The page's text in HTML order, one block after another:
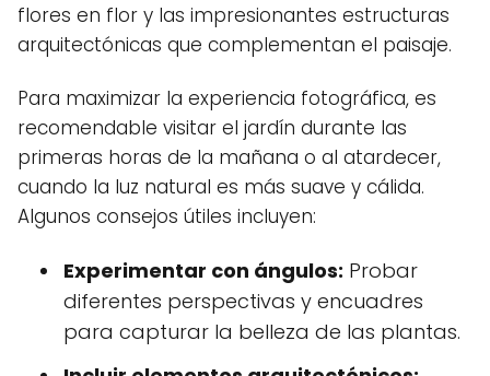
flores en flor y las impresionantes estructuras
arquitectónicas que complementan el paisaje.
Para maximizar la experiencia fotográfica, es
recomendable visitar el jardín durante las
primeras horas de la mañana o al atardecer,
cuando la luz natural es más suave y cálida.
Algunos consejos útiles incluyen:
Experimentar con ángulos: Probar
diferentes perspectivas y encuadres
para capturar la belleza de las plantas.